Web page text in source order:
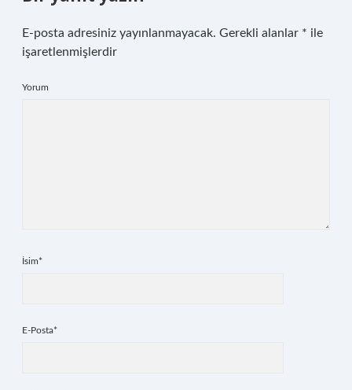
E-posta adresiniz yayınlanmayacak. Gerekli alanlar * ile
işaretlenmişlerdir
Yorum
İsim*
E-Posta*